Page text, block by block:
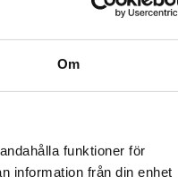
Om
funktioner för
information från din enhet
transporten |
KRONE
och 50